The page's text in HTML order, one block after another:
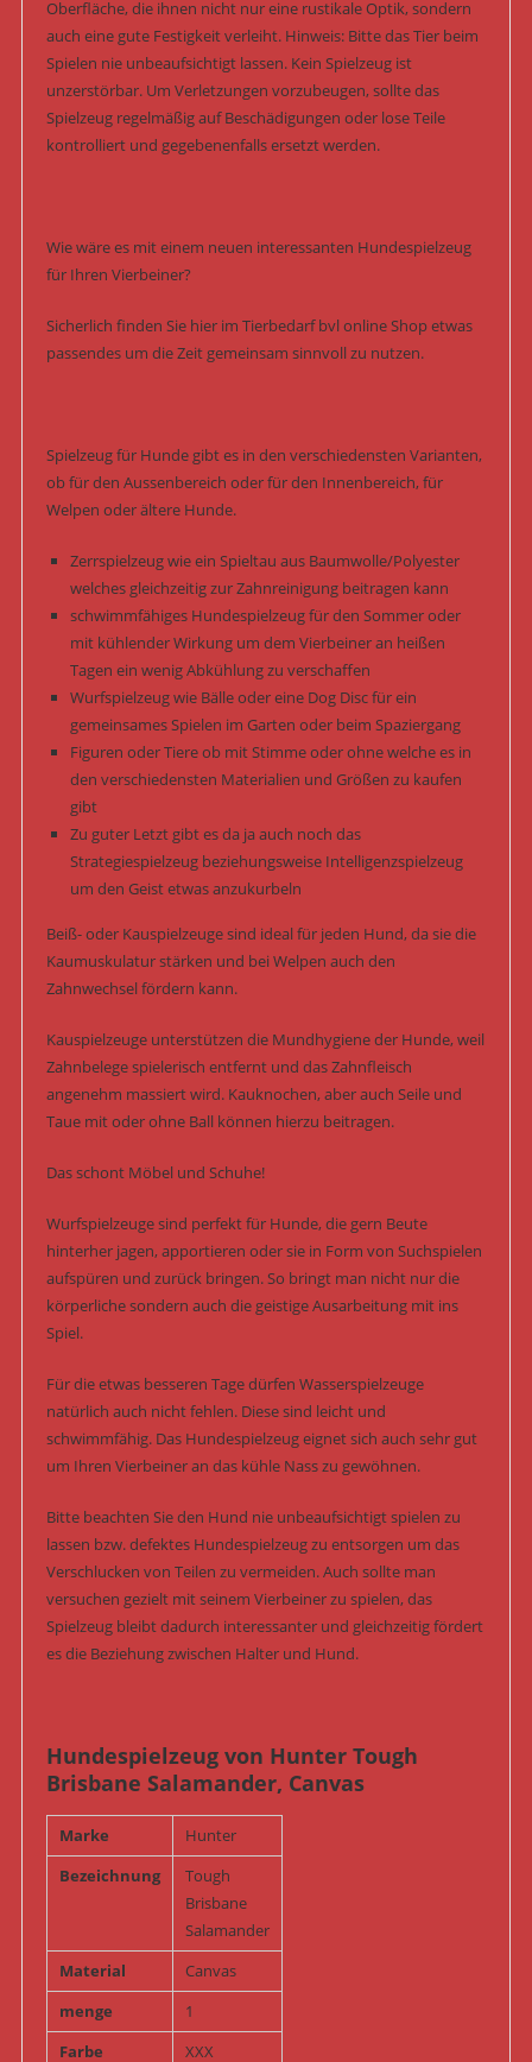
Oberfläche, die ihnen nicht nur eine rustikale Optik, sondern
auch eine gute Festigkeit verleiht. Hinweis: Bitte das Tier beim
Spielen nie unbeaufsichtigt lassen. Kein Spielzeug ist
unzerstörbar. Um Verletzungen vorzubeugen, sollte das
Spielzeug regelmäßig auf Beschädigungen oder lose Teile
kontrolliert und gegebenenfalls ersetzt werden.
Wie wäre es mit einem neuen interessanten Hundespielzeug
für Ihren Vierbeiner?
Sicherlich finden Sie hier im Tierbedarf bvl online Shop etwas
passendes um die Zeit gemeinsam sinnvoll zu nutzen.
Spielzeug für Hunde gibt es in den verschiedensten Varianten,
ob für den Aussenbereich oder für den Innenbereich, für
Welpen oder ältere Hunde.
Zerrspielzeug wie ein Spieltau aus Baumwolle/Polyester
welches gleichzeitig zur Zahnreinigung beitragen kann
schwimmfähiges Hundespielzeug für den Sommer oder
mit kühlender Wirkung um dem Vierbeiner an heißen
Tagen ein wenig Abkühlung zu verschaffen
Wurfspielzeug wie Bälle oder eine Dog Disc für ein
gemeinsames Spielen im Garten oder beim Spaziergang
Figuren oder Tiere ob mit Stimme oder ohne welche es in
den verschiedensten Materialien und Größen zu kaufen
gibt
Zu guter Letzt gibt es da ja auch noch das
Strategiespielzeug beziehungsweise Intelligenzspielzeug
um den Geist etwas anzukurbeln
Beiß- oder Kauspielzeuge sind ideal für jeden Hund, da sie die
Kaumuskulatur stärken und bei Welpen auch den
Zahnwechsel fördern kann.
Kauspielzeuge unterstützen die Mundhygiene der Hunde, weil
Zahnbelege spielerisch entfernt und das Zahnfleisch
angenehm massiert wird. Kauknochen, aber auch Seile und
Taue mit oder ohne Ball können hierzu beitragen.
Das schont Möbel und Schuhe!
Wurfspielzeuge sind perfekt für Hunde, die gern Beute
hinterher jagen, apportieren oder sie in Form von Suchspielen
aufspüren und zurück bringen. So bringt man nicht nur die
körperliche sondern auch die geistige Ausarbeitung mit ins
Spiel.
Für die etwas besseren Tage dürfen Wasserspielzeuge
natürlich auch nicht fehlen. Diese sind leicht und
schwimmfähig. Das Hundespielzeug eignet sich auch sehr gut
um Ihren Vierbeiner an das kühle Nass zu gewöhnen.
Bitte beachten Sie den Hund nie unbeaufsichtigt spielen zu
lassen bzw. defektes Hundespielzeug zu entsorgen um das
Verschlucken von Teilen zu vermeiden. Auch sollte man
versuchen gezielt mit seinem Vierbeiner zu spielen, das
Spielzeug bleibt dadurch interessanter und gleichzeitig fördert
es die Beziehung zwischen Halter und Hund.
Hundespielzeug von Hunter Tough
Brisbane Salamander, Canvas
Marke
Hunter
Bezeichnung
Tough
Brisbane
Salamander
Material
Canvas
menge
1
Farbe
XXX